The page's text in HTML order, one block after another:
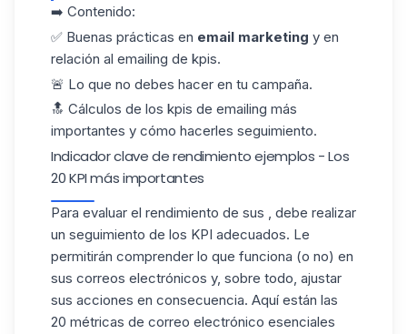
➡️ Contenido:
✅ Buenas prácticas en email marketing y en
relación al emailing de kpis.
🚨 Lo que no debes hacer en tu campaña.
🔝 Cálculos de los kpis de emailing más
importantes y cómo hacerles seguimiento.
Indicador clave de rendimiento ejemplos​ - Los
20 KPI más importantes
Para evaluar el rendimiento de sus , debe realizar
un seguimiento de los KPI adecuados. Le
permitirán comprender lo que funciona (o no) en
sus correos electrónicos y, sobre todo, ajustar
sus acciones en consecuencia. Aquí están las
20 métricas de correo electrónico esenciales